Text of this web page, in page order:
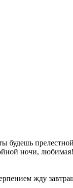
будешь
ночи, любимая!
жду